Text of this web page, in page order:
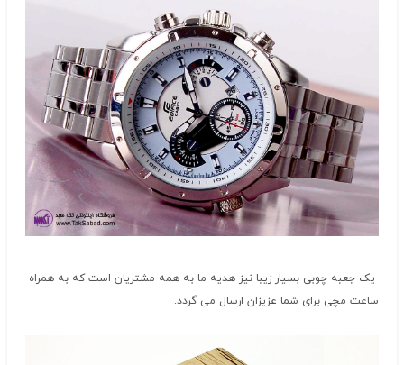
یک جعبه چوبی بسیار زیبا نیز هدیه ما به همه مشتریان است که به همراه
ساعت مچی برای شما عزیزان ارسال می گردد.